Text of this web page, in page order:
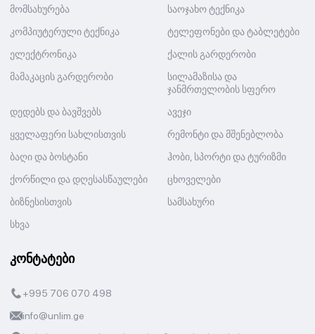
მომსახურება
საოჯახო ტექნიკა
კომპიუტერული ტექნიკა
ტელეფონები და ტაბლეტები
ელექტრონიკა
ქალის გარდერობი
მამაკაცის გარდერობი
სილამაზისა და
ჯანმრთელობის სფერო
დედებს და ბავშვებს
ავეჯი
ყველაფერი სახლისთვის
რემონტი და მშენებლობა
ბაღი და ბოსტანი
ჰობი, სპორტი და ტურიზმი
ქორწილი და დღესასწაულები
ცხოველები
ბიზნესისთვის
სამსახური
სხვა
კონტატები
+995 706 070 498
info@unlim.ge